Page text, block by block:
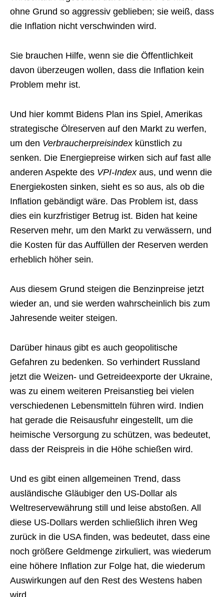
ohne Grund so aggressiv geblieben; sie weiß, dass
die Inflation nicht verschwinden wird.
Sie brauchen Hilfe, wenn sie die Öffentlichkeit
davon überzeugen wollen, dass die Inflation kein
Problem mehr ist.
Und hier kommt Bidens Plan ins Spiel, Amerikas
strategische Ölreserven auf den Markt zu werfen,
um den Verbraucherpreisindexkünstlich zu
senken. Die Energiepreise wirken sich auf fast alle
anderen Aspekte des VPI-Indexaus, und wenn die
Energiekosten sinken, sieht es so aus, als ob die
Inflation gebändigt wäre. Das Problem ist, dass
dies ein kurzfristiger Betrug ist. Biden hat keine
Reserven mehr, um den Markt zu verwässern, und
die Kosten für das Auffüllen der Reserven werden
erheblich höher sein.
Aus diesem Grund steigen die Benzinpreise jetzt
wieder an, und sie werden wahrscheinlich bis zum
Jahresende weiter steigen.
Darüber hinaus gibt es auch geopolitische
Gefahren zu bedenken. So verhindert Russland
jetzt die Weizen- und Getreideexporte der Ukraine,
was zu einem weiteren Preisanstieg bei vielen
verschiedenen Lebensmitteln führen wird. Indien
hat gerade die Reisausfuhr eingestellt, um die
heimische Versorgung zu schützen, was bedeutet,
dass der Reispreis in die Höhe schießen wird.
Und es gibt einen allgemeinen Trend, dass
ausländische Gläubiger den US-Dollar als
Weltreservewährung still und leise abstoßen. All
diese US-Dollars werden schließlich ihren Weg
zurück in die USA finden, was bedeutet, dass eine
noch größere Geldmenge zirkuliert, was wiederum
eine höhere Inflation zur Folge hat, die wiederum
Auswirkungen auf den Rest des Westens haben
wird.